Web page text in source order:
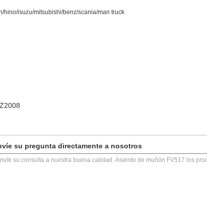
hino/isuzu/mitsubishi/benz/scania/man truck
su pregunta directamente a nosotros